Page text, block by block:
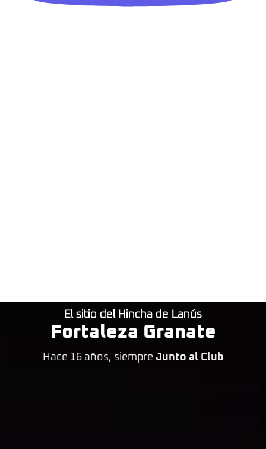
El sitio del Hincha de Lanús
Fortaleza Granate
Hace 16 años, siempre Junto al Club